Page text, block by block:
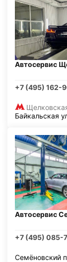
Автосервис
+7 (495) 162-
Байкальская
Автосервис
+7 (495) 085-
Семёновский